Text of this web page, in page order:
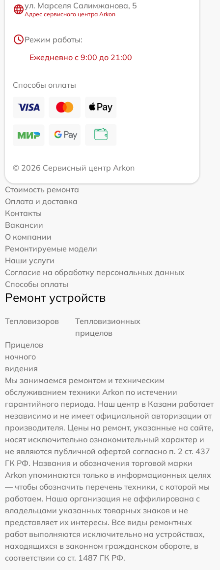
ул. Марселя Салимжанова, 5
Адрес сервисного центра Arkon
Режим работы:
Ежедневно с 9:00 до 21:00
Способы оплаты
© 2026 Сервисный центр Arkon
Стоимость ремонта
Оплата и доставка
Контакты
Вакансии
О компании
Ремонтируемые модели
Наши услуги
Согласие на обработку персональных данных
Способы оплаты
Ремонт устройств
Тепловизоров
Тепловизионных
прицелов
Прицелов
ночного
видения
Мы занимаемся ремонтом и техническим
обслуживанием техники Arkon по истечении
гарантийного периода. Наш центр в Казани работает
независимо и не имеет официальной авторизации от
производителя. Цены на ремонт, указанные на сайте,
носят исключительно ознакомительный характер и
не являются публичной офертой согласно п. 2 ст. 437
ГК РФ. Названия и обозначения торговой марки
Arkon упоминаются только в информационных целях
— чтобы обозначить перечень техники, с которой мы
работаем. Наша организация не аффилирована с
владельцами указанных товарных знаков и не
представляет их интересы. Все виды ремонтных
работ выполняются исключительно на устройствах,
находящихся в законном гражданском обороте, в
соответствии со ст. 1487 ГК РФ.